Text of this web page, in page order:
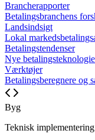
Brancherapporter
Betalingsbranchens
Landsindsigt
Lokal
Betalingstendenser
Nye
Værktøjer
Betalingsberegnere og
Byg
Teknisk implementering